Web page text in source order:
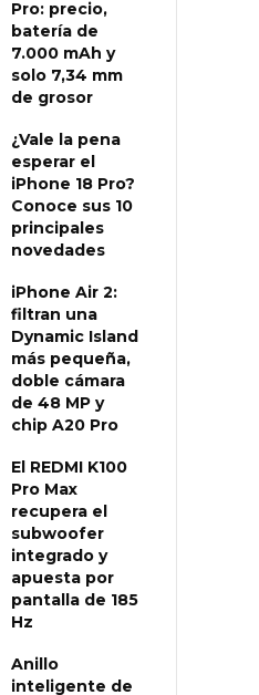
Pro: precio,
batería de
7.000 mAh y
solo 7,34 mm
de grosor
¿Vale la pena
esperar el
iPhone 18 Pro?
Conoce sus 10
principales
novedades
iPhone Air 2:
filtran una
Dynamic Island
más pequeña,
doble cámara
de 48 MP y
chip A20 Pro
El REDMI K100
Pro Max
recupera el
subwoofer
integrado y
apuesta por
pantalla de 185
Hz
Anillo
inteligente de